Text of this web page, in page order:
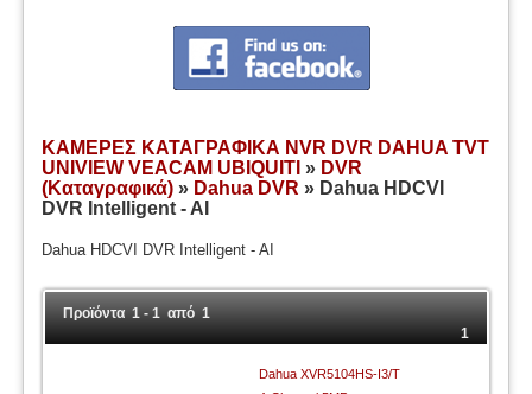
ΚΑΜΕΡΕΣ ΚΑΤΑΓΡΑΦΙΚΑ NVR DVR DAHUA TVT
UNIVIEW VEACAM UBIQUITI» DVR
(Καταγραφικά) » Dahua DVR » Dahua HDCVI
DVR Intelligent - AI
Dahua HDCVI DVR Intelligent - AI
Προϊόντα 1 - 1 από 1
1
Dahua XVR5104HS-I3/T